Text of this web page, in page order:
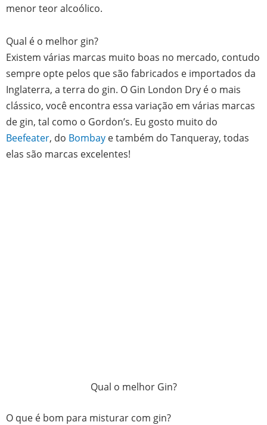
menor teor alcoólico.
Qual é o melhor gin?
Existem várias marcas muito boas no mercado, contudo
sempre opte pelos que são fabricados e importados da
Inglaterra, a terra do gin. O Gin London Dry é o mais
clássico, você encontra essa variação em várias marcas
de gin, tal como o Gordon’s. Eu gosto muito do
Beefeater, do Bombay e também do Tanqueray, todas
elas são marcas excelentes!
Qual o melhor Gin?
O que é bom para misturar com gin?